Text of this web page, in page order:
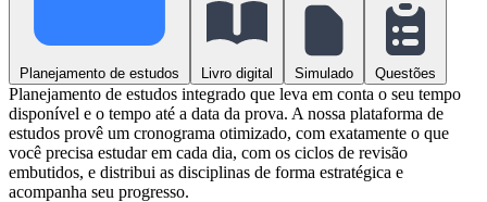
Planejamento de estudos Livro digital Simulado Questões
Planejamento de estudos integrado que leva em conta o seu tempo
disponível e o tempo até a data da prova. A nossa plataforma de
estudos provê um cronograma otimizado, com exatamente o que
você precisa estudar em cada dia, com os ciclos de revisão
embutidos, e distribui as disciplinas de forma estratégica e
acompanha seu progresso.